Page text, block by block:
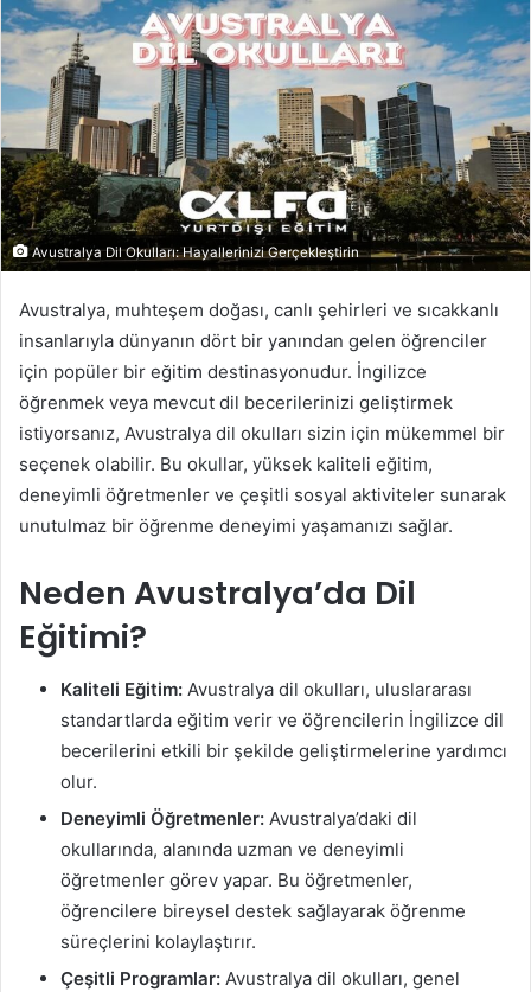
posta
göndermek
Avustralya Dil Okulları: Hayallerinizi Gerçekleştirin
Avustralya, muhteşem doğası, canlı şehirleri ve sıcakkanlı
insanlarıyla dünyanın dört bir yanından gelen öğrenciler
için popüler bir eğitim destinasyonudur. İngilizce
öğrenmek veya mevcut dil becerilerinizi geliştirmek
istiyorsanız, Avustralya dil okulları sizin için mükemmel bir
seçenek olabilir. Bu okullar, yüksek kaliteli eğitim,
deneyimli öğretmenler ve çeşitli sosyal aktiviteler sunarak
unutulmaz bir öğrenme deneyimi yaşamanızı sağlar.
Neden Avustralya’da Dil
Eğitimi?
Kaliteli Eğitim: Avustralya dil okulları, uluslararası
standartlarda eğitim verir ve öğrencilerin İngilizce dil
becerilerini etkili bir şekilde geliştirmelerine yardımcı
olur.
Deneyimli Öğretmenler: Avustralya’daki dil
okullarında, alanında uzman ve deneyimli
öğretmenler görev yapar. Bu öğretmenler,
öğrencilere bireysel destek sağlayarak öğrenme
süreçlerini kolaylaştırır.
Çeşitli Programlar: Avustralya dil okulları, genel